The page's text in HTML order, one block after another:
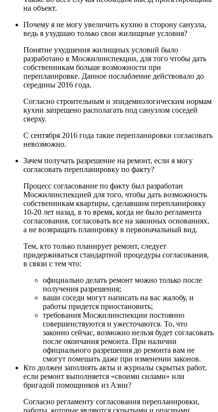
на объект.
Почему я не могу увеличить кухню в сторону санузла,
ведь я ухудшаю только свои жилищные условия?
Понятие ухудшения жилищных условий было
разработано в Мосжилинспекции, для того чтобы дать
собственникам больше возможности при
перепланировке. Данное послабление действовало до
середины 2016 года.
Согласно строительным и эпидемиологическим нормам
кухни запрещено располагать под санузлом соседей
сверху.
С сентября 2016 года такие перепланировки согласовать
невозможно.
Зачем получать разрешение на ремонт, если я могу
согласовать перепланировку по факту?
Процесс согласование по факту был разработан
Мосжилинспекцией для того, чтобы дать возможность
собственникам квартиры, сделавшим перепланировку
10-20 лет назад, в то время, когда не было регламента
согласования, согласовать все на законных основаниях,
а не возвращать планировку в первоначальный вид.
Тем, кто только планирует ремонт, следует
придерживаться стандартной процедуры согласования,
в связи с тем что:
официально делать ремонт можно только после
получения разрешения;
ваши соседи могут написать на вас жалобу, и
работы придется приостановить;
требования Мосжилинспекции постоянно
совершенствуются и ужесточаются. То, что
законно сейчас, возможно нельзя будет согласовать
после окончания ремонта. При наличии
официального разрешения до ремонта вам не
смогут помешать даже при изменении законов.
Кто должен заполнять акты и журналы скрытых работ,
если ремонт выполняется «своими силами» или
бригадой помощников из Азии?
Согласно регламенту согласования перепланировки,
работы, которые являются скрытыми и опасными